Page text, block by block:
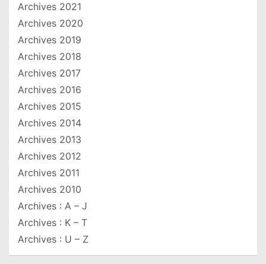
Archives 2021
Archives 2020
Archives 2019
Archives 2018
Archives 2017
Archives 2016
Archives 2015
Archives 2014
Archives 2013
Archives 2012
Archives 2011
Archives 2010
Archives : A – J
Archives : K – T
Archives : U – Z